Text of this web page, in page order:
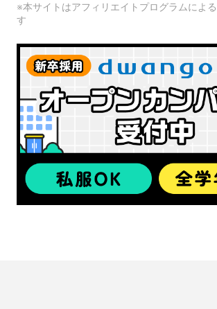
※本サイトはアフィリエイトプログラムによ
す